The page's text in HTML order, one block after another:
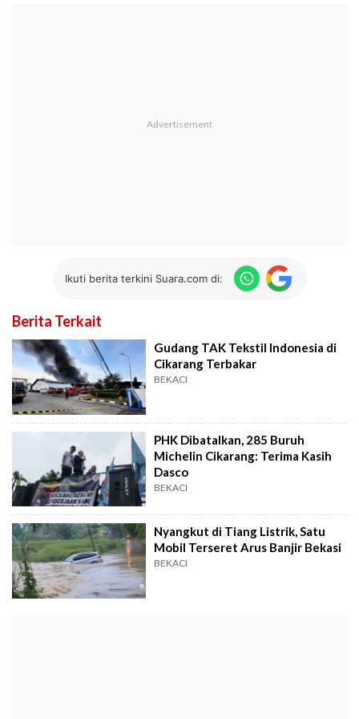
Ikuti berita terkini Suara.com di:
Berita Terkait
Gudang TAK Tekstil Indonesia di
Cikarang Terbakar
BEKACI
PHK Dibatalkan, 285 Buruh
Michelin Cikarang: Terima Kasih
Dasco
BEKACI
Nyangkut di Tiang Listrik, Satu
Mobil Terseret Arus Banjir Bekasi
BEKACI